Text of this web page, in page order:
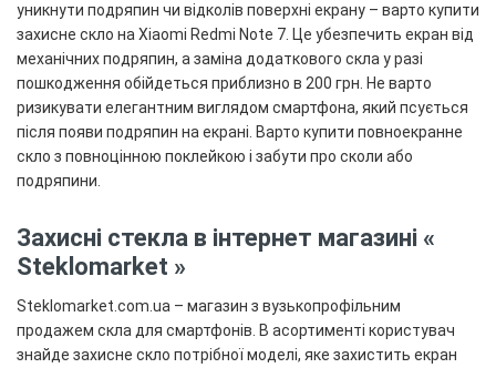
уникнути подряпин чи відколів поверхні екрану – варто купити
захисне скло на Xiaomi Redmi Note 7. Це убезпечить екран від
механічних подряпин, а заміна додаткового скла у разі
пошкодження обійдеться приблизно в 200 грн. Не варто
ризикувати елегантним виглядом смартфона, який псується
після появи подряпин на екрані. Варто купити повноекранне
скло з повноцінною поклейкою і забути про сколи або
подряпини.
Захисні стекла в інтернет магазині «
Steklomarket »
Steklomarket.com.ua – магазин з вузькопрофільним
продажем скла для смартфонів. В асортименті користувач
знайде захисне скло потрібної моделі, яке захистить екран